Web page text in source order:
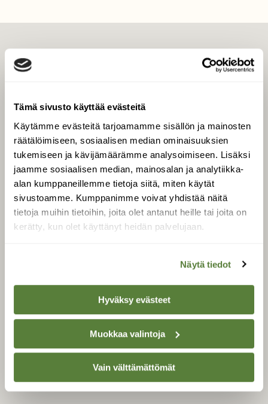
Tämä sivusto käyttää evästeitä
Käytämme evästeitä tarjoamamme sisällön ja mainosten
räätälöimiseen, sosiaalisen median ominaisuuksien
tukemiseen ja kävijämäärämme analysoimiseen. Lisäksi
jaamme sosiaalisen median, mainosalan ja analytiikka-
alan kumppaneillemme tietoja siitä, miten käytät
sivustoamme. Kumppanimme voivat yhdistää näitä
tietoja muihin tietoihin, joita olet antanut heille tai joita on
kerätty, kun olet käyttänyt heidän palvelujaan.
Näytä tiedot
Hyväksy evästeet
Muokkaa valintoja
Vain välttämättömät
Tilaa digilukuoikeus
Äänestä parasta juttua
Tilaa uutiskirje
SUOMEN LUONNON­
SUOJELU­LIITTO
Suomen Luonto -lehden
luonnonsuojelu­liitto.